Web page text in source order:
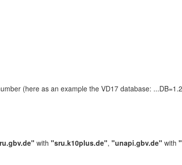
(here as an example the VD17 database:
with "sru.k10plus.de", "unapi.gbv.de" with